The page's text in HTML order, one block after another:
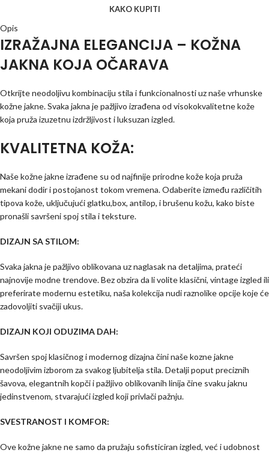
KAKO KUPITI
Opis
IZRAŽAJNA ELEGANCIJA – KOŽNA
JAKNA KOJA OČARAVA
Otkrijte neodoljivu kombinaciju stila i funkcionalnosti uz naše vrhunske
kožne jakne. Svaka jakna je pažljivo izrađena od visokokvalitetne kože
koja pruža izuzetnu izdržljivost i luksuzan izgled.
KVALITETNA KOŽA:
Naše kožne jakne izrađene su od najfinije prirodne kože koja pruža
mekani dodir i postojanost tokom vremena. Odaberite između različitih
tipova kože, uključujući glatku,box, antilop, i brušenu kožu, kako biste
pronašli savršeni spoj stila i teksture.
DIZAJN SA STILOM:
Svaka jakna je pažljivo oblikovana uz naglasak na detaljima, prateći
najnovije modne trendove. Bez obzira da li volite klasični, vintage izgled ili
preferirate modernu estetiku, naša kolekcija nudi raznolike opcije koje će
zadovoljiti svačiji ukus.
DIZAJN KOJI ODUZIMA DAH:
Savršen spoj klasičnog i modernog dizajna čini naše kozne jakne
neodoljivim izborom za svakog ljubitelja stila. Detalji poput preciznih
šavova, elegantnih kopči i pažljivo oblikovanih linija čine svaku jaknu
jedinstvenom, stvarajući izgled koji privlači pažnju.
SVESTRANOST I KOMFOR:
Ove kožne jakne ne samo da pružaju sofisticiran izgled, već i udobnost